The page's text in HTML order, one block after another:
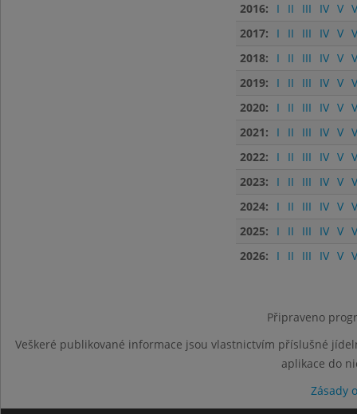
2016:
I II III IV V
2017:
I II III IV V
2018:
I II III IV V
2019:
I II III IV V
2020:
I II III IV V
2021:
I II III IV V
2022:
I II III IV V
2023:
I II III IV V
2024:
I II III IV V
2025:
I II III IV V
2026:
I II III IV V
Připraveno
Veškeré publikované informace jsou vlastnictvím příslušné
aplikace do
Zásady